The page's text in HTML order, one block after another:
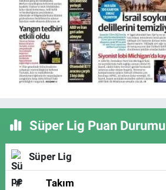
Süper Lig Puan Durumu
Süper Lig
# Takım